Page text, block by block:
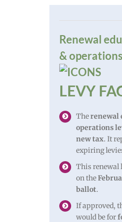
Renewal
&
LEVY
Therenewal
operations
new tax. It
expiring
This renewal
on the
ballot.
If approved,
would be for